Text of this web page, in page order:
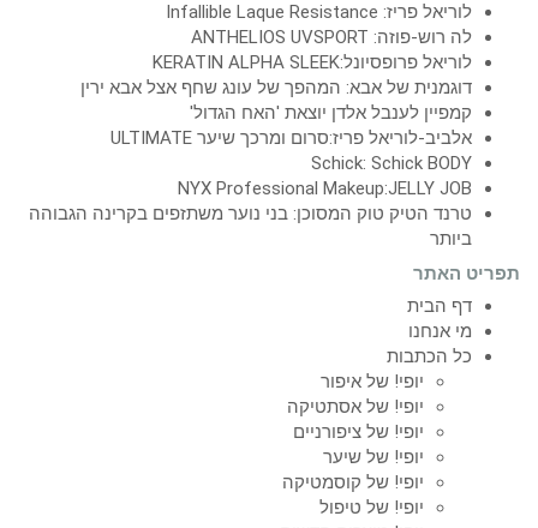
לוריאל פריז: Infallible Laque Resistance
לה רוש-פוזה: ANTHELIOS UVSPORT
לוריאל פרופסיונל:KERATIN ALPHA SLEEK
דוגמנית של אבא: המהפך של עונג שחף אצל אבא ירין
קמפיין לענבל אלדן יוצאת 'האח הגדול'
אלביב-לוריאל פריז:סרום ומרכך שיער ULTIMATE
Schick: Schick BODY
NYX Professional Makeup:JELLY JOB
טרנד הטיק טוק המסוכן: בני נוער משתזפים בקרינה הגבוהה
ביותר
תפריט האתר
דף הבית
מי אנחנו
כל הכתבות
יופי! של איפור
יופי! של אסתטיקה
יופי! של ציפורניים
יופי! של שיער
יופי! של קוסמטיקה
יופי! של טיפול